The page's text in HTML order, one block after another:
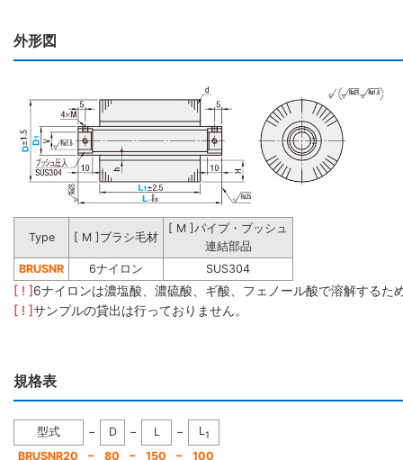
外形図
Type [ M ]ブラシ毛材
[ M ]パイプ・ブッシュ
連結部品
BRUSNR
6ナイロン SUS304
[ ! ]6ナイロンは濃塩酸、濃硫酸、ギ酸、フェノール酸で溶解するた
[ ! ]サンプルの貸出は行っておりません。
規格表
型式 − D − L − L 1
BRUSNR20 − 80 − 150 − 100